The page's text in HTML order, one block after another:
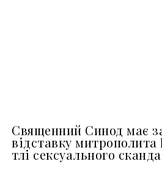
Священний Синод має
відставку митрополита
тлі сексуального